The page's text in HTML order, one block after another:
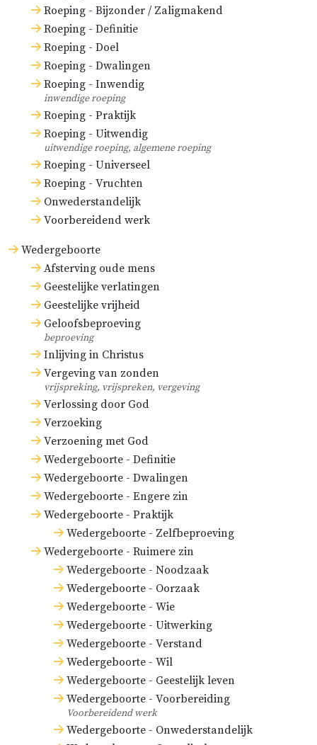
Roeping - Bijzonder / Zaligmakend
Roeping - Definitie
Roeping - Doel
Roeping - Dwalingen
Roeping - Inwendig
inwendige roeping
Roeping - Praktijk
Roeping - Uitwendig
uitwendige roeping, algemene roeping
Roeping - Universeel
Roeping - Vruchten
Onwederstandelijk
Voorbereidend werk
Wedergeboorte
Afsterving oude mens
Geestelijke verlatingen
Geestelijke vrijheid
Geloofsbeproeving
beproeving
Inlijving in Christus
Vergeving van zonden
vrijspreking, vrijspreken, vergeving
Verlossing door God
Verzoeking
Verzoening met God
Wedergeboorte - Definitie
Wedergeboorte - Dwalingen
Wedergeboorte - Engere zin
Wedergeboorte - Praktijk
Wedergeboorte - Zelfbeproeving
Wedergeboorte - Ruimere zin
Wedergeboorte - Noodzaak
Wedergeboorte - Oorzaak
Wedergeboorte - Wie
Wedergeboorte - Uitwerking
Wedergeboorte - Verstand
Wedergeboorte - Wil
Wedergeboorte - Geestelijk leven
Wedergeboorte - Voorbereiding
Voorbereidend werk
Wedergeboorte - Onwederstandelijk